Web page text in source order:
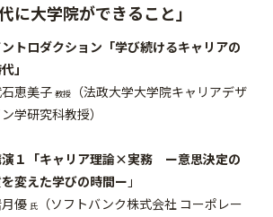
に大学院ができること」
トロダクション「学び続けるキャリアの
」
恵美子 教授
（法政大学大学院キャリアデザ
学研究科教授）
１「キャリア理論×実務 ー意思決定の
変えた学びの時間ー 」
優 氏 （ソフトバンク株式会社 コーポレー